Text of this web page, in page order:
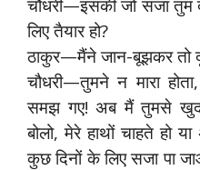
चौधरी—इसकी जो सजा
लिए तैयार हो?
ठाकुर—मैंने जान-बूझकर तो
चौधरी—तुमने न मारा
समझ गए! अब मैं तुमसे खुदा
बोलो, मेरे हाथों चाहते हो
कुछ दिनों के लिए सजा पा